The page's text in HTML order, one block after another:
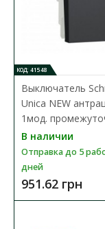
КОД: 41548
Выключатель
Unica NEW
1мод.
В наличии
Отправка до 5
дней
951.62 грн